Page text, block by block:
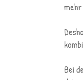
Bei